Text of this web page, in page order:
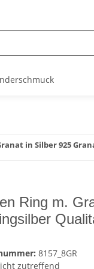
in Silber 925
Ring m.
8157_8GR
zutreffend